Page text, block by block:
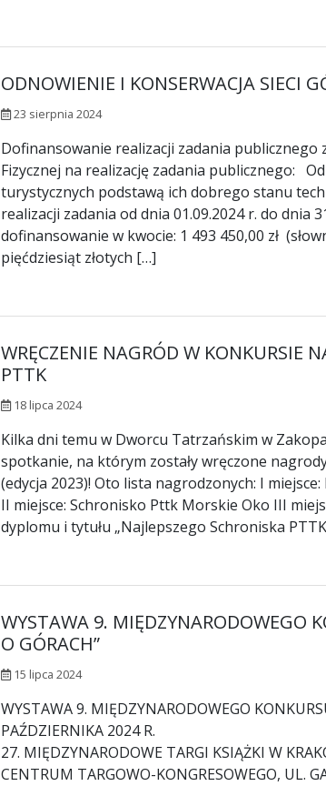
ODNOWIENIE I KONSERWACJA SIECI
23 sierpnia 2024
Dofinansowanie realizacji zadania
Fizycznej na realizację zadania publicznego:
turystycznych podstawą ich dobrego stanu
realizacji zadania od dnia 01.09.2024 r. do dnia
dofinansowanie w kwocie: 1 493 450,00 zł
pięćdziesiąt złotych […]
WRĘCZENIE NAGRÓD W KONKURSIE
PTTK
18 lipca 2024
Kilka dni temu w Dworcu Tatrzańskim w
spotkanie, na którym zostały wręczone
(edycja 2023)! Oto lista nagrodzonych: I
II miejsce: Schronisko Pttk Morskie Oko III
dyplomu i tytułu „Najlepszego Schroniska
WYSTAWA 9. MIĘDZYNARODOWEGO
O GÓRACH”
15 lipca 2024
WYSTAWA 9. MIĘDZYNARODOWEGO
PAŹDZIERNIKA 2024 R.
27. MIĘDZYNARODOWE TARGI KSIĄŻKI W
CENTRUM TARGOWO-KONGRESOWEGO, UL.